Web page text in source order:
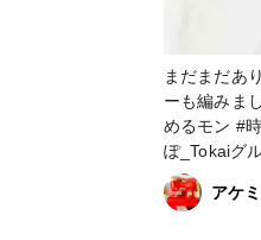
まだまだあ
ーも編みま
めるモン #時を
ぽ_Tokaiグ
アケミ